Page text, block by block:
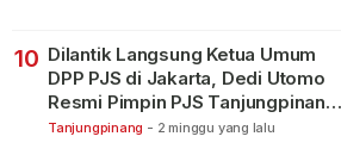
10 Dilantik Langsung Ketua Umum
DPP PJS di Jakarta, Dedi Utomo
Resmi Pimpin PJS Tanjungpinang-
Bintan
Tanjungpinang - 2 minggu yang lalu